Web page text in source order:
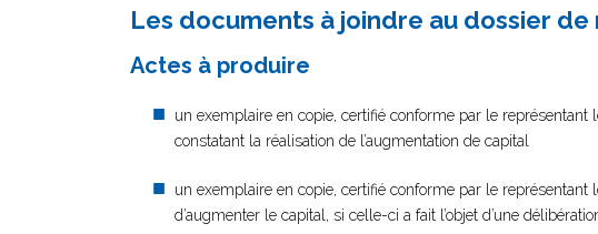
Les documents à joindre au dossier
Actes à produire
un exemplaire en copie, certifié conforme par le représentant
constatant la réalisation de l’augmentation de capital
un exemplaire en copie, certifié conforme par le
d’augmenter le capital, si celle-ci a fait l’objet d’une